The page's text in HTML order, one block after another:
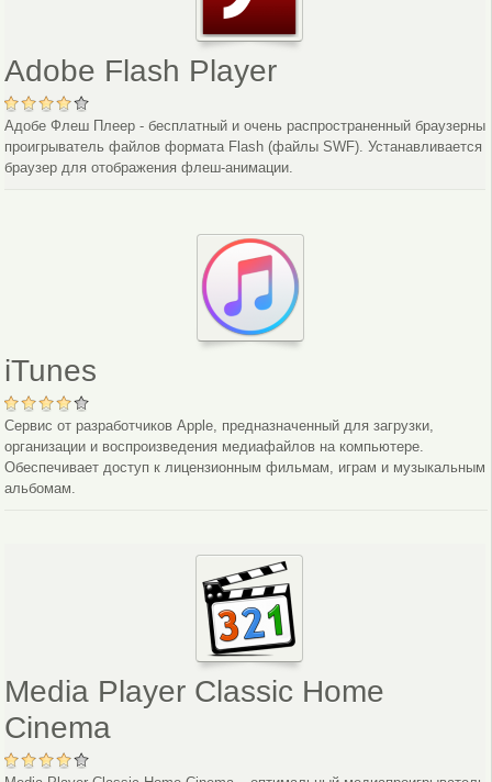
Adobe Flash Player
Адобе Флеш Плеер - бесплатный и очень распространенный
проигрыватель файлов формата Flash (файлы SWF). Устанавливается
браузер для отображения флеш-анимации.
iTunes
Сервис от разработчиков Apple, предназначенный для загрузки,
организации и воспроизведения медиафайлов на компьютере.
Обеспечивает доступ к лицензионным фильмам, играм и музыкальным
альбомам.
Media Player Classic Home
Cinema